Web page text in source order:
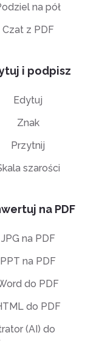
na pół
Czat z PDF
i podpisz
Edytuj
Znak
Przytnij
szarości
na PDF
JPG na PDF
PPT na PDF
do PDF
do PDF
(AI) do